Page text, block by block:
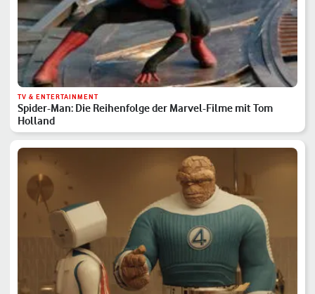
TV & ENTERTAINMENT
Spider-Man: Die Reihenfolge der Marvel-Filme mit Tom
Holland